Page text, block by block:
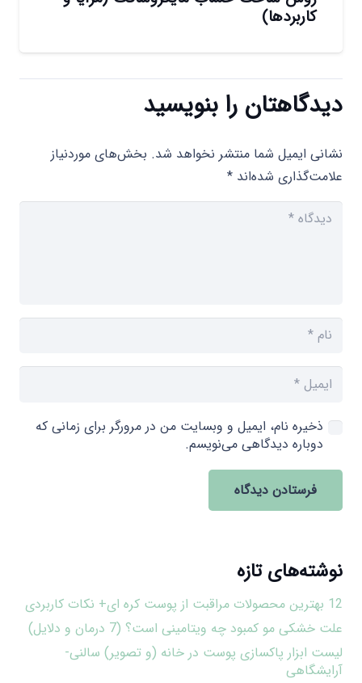
کاربردها)
دیدگاهتان را بنویسید
نشانی ایمیل شما منتشر نخواهد شد. بخش‌های موردنیاز
علامت‌گذاری شده‌اند *
ذخیره نام، ایمیل و وبسایت من در مرورگر برای زمانی که
دوباره دیدگاهی می‌نویسم.
فرستادن دیدگاه
نوشته‌های تازه
12 بهترین محصولات مراقبت از پوست کره ای+ نکات کاربردی
علت خشکی مو کمبود چه ویتامینی است؟ (7 درمان و دلایل)
لیست ابزار پاکسازی پوست در خانه (و تصویر) سالنی-
آرایشگاهی